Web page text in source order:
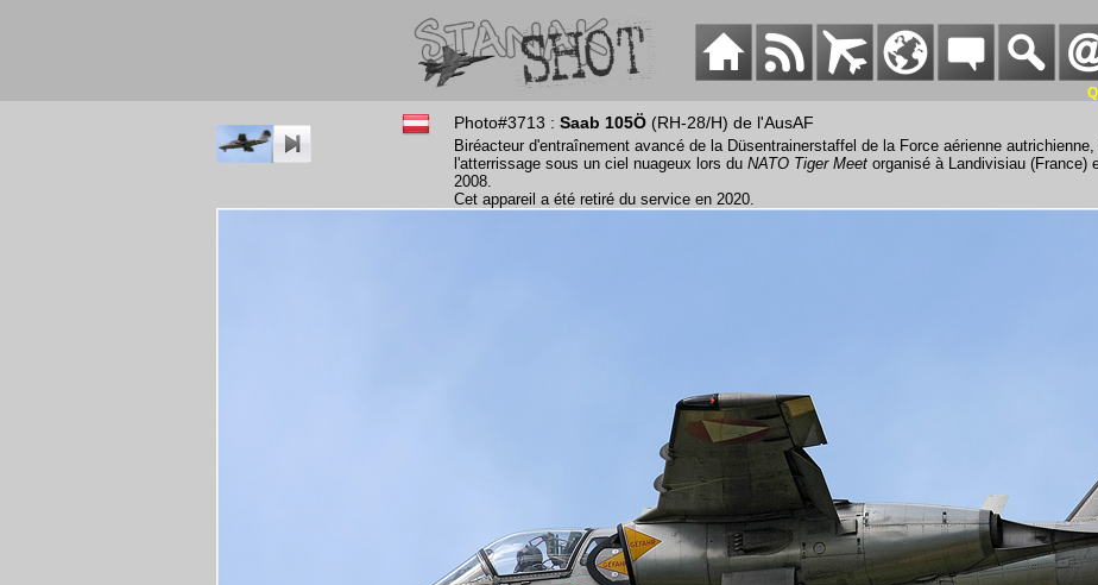
Photo#3713 : Saab 105Ö (RH-28/H) de l'AusAF
Biréacteur d'entraînement avancé de la Düsentrainerstaffel de la Force aérienne autrichienne,
l'atterrissage sous un ciel nuageux lors du NATO Tiger Meet organisé à Landivisiau (France)
2008.
Cet appareil a été retiré du service en 2020.